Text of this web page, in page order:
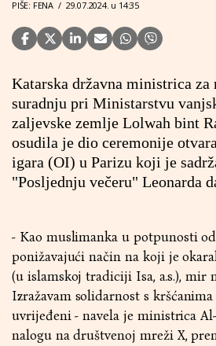
PIŠE: FENA / 29.07.2024. u 14:35
Katarska državna ministrica za
suradnju pri Ministarstvu
zaljevske zemlje Lolwah bint
osudila je dio ceremonije
igara (OI) u Parizu koji je
"Posljednju večeru" Leonarda
- Kao muslimanka u potpunosti
ponižavajući način na koji je
(u islamskoj tradiciji Isa, a.s.), mir
Izražavam solidarnost s
uvrijeđeni - navela je ministrica
nalogu na društvenoj mreži X,